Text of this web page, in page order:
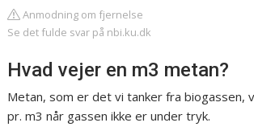
Anmodning om fjernelse
Se det fulde svar på nbi.ku.dk
Hvad vejer en m3 metan?
Metan, som er det vi tanker fra biogassen,
pr. m3 når gassen ikke er under tryk.